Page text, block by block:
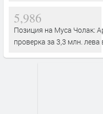
5,986
Позиция на Муса Чолак:
проверка за 3,3 млн.